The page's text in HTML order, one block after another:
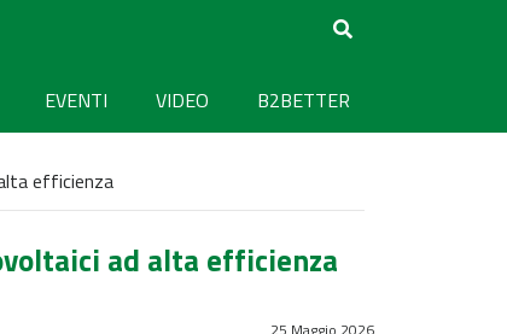
EVENTI VIDEO B2BETTER
efficienza
ad alta efficienza